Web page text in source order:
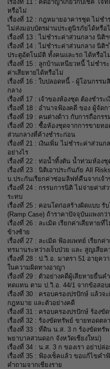
เรื่องที่ 11 : คดีอาญาเกี่ยวกับเช็ค โจท
หรือไม่
เรื่องที่ 12 : กฎหมายอาคารชุด ไม่ชำ
ไม่ส่งมอบบัตรผ่านประตูนิรภัยได้หรือ
เรื่องที่ 13 :ไม่ชำระค่าส่วนกลาง นิติ
เรื่องที่ 14 :ไม่ชำระค่าส่วนกลาง นิติ
ประตูอัตโนมัติ ทั้งคนและรถ ได้หรือไ
เรื่องที่ 15 : ลูกบ้านเหนียวหนี้ ไม่ชำร
ค่าเสียหายได้หรือไม่
เรื่องที่ 16 : ใบปลอดหนี้ - ผู้โอนกรรม
กลาง
เรื่องที่ 17 : เจ้าของห้องชุด ต้องชำระ
เรื่องที่ 18 : อำนาจฟ้องคดี ของ ผู้จัด
เรื่องที่ 19 : คนต่างด้าว กับการถือกร
เรื่องที่ 20 : ซื้อห้องชุดจากการขายท
ส่วนกลางที่ค้างชำระก่อน
เรื่องที่ 21 : เงินเพิ่ม ไม่ชำระค่าส่วนก
อย่างไร
เรื่องที่ 22 : ท่อน้ำทิ้งตัน น้ำท่วมห้องชุ
เรื่องที่ 23 : นิติเอาประกันภัย All
บ.ประกันเรียกค่าซ่อมลิฟท์คืนจากเจ้
เรื่องที่ 24 : กรรมการนิติ ไม่จ่ายค่าส่
ระทบ
เรื่องที่ 25 : คอนโดก่อสร้างผิดแบบ รั
(Ramp Case) ถ้าราคาปัจจุบันแพงก
เรื่องที่ 26 : ละเมิด เรียกค่าเสียหายที่
ข้างซ้าย
เรื่องที่ 27 : ละเมิด ฟ้องแพทย์ เรียกค่
ทรมานระหว่างเจ็บป่วย และ สูญเสีย
เรื่องที่ 28 : ป.วิ.อ. มาตรา 51 อายุคว
ในความผิดทางอาญา
เรื่องที่ 29 : ตัวอย่างคดีผู้เสียหายยื่นค
ทดแทน ตาม ป.วิ.อ. 44/1 จากข้อสอ
เรื่องที่ 30 : ครอบครองปรปักษ์ แล้วจ
กฎหมาย และตัวอย่างคดี
เรื่องที่ 31 : ครอบครองปรปักษ์ ร้องขั
เรื่องที่ 32 : ร้องขัดทรัพย์ ขายทอดต
เรื่องที่ 33 : ที่ดิน น.ส. 3 ก ร้องขัดทรั
พยาบาลสวนดอก จังหวัดเชียงใหม่)
เรื่องที่ 34 : น.ส. 3 ก ของเรา อย่าปล่
เรื่องที่ 35 : ฟ้องเช็คแล้ว ขอแก้ไขคำ
คำถามจากเชียงราย